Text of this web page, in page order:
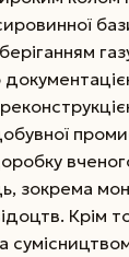
зокрема
Крім